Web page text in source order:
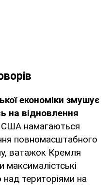
економіки змушує
на відновлення
намагаються
повномасштабного
ватажок Кремля
територіями на